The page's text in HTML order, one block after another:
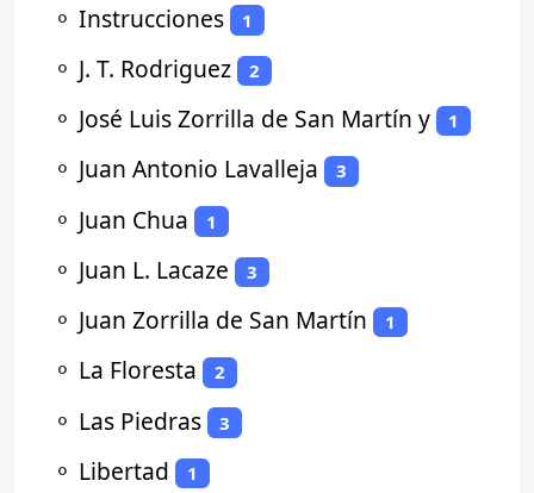
⚬ Instrucciones 1
⚬ J. T. Rodriguez 2
⚬ José Luis Zorrilla de San Martín y 1
⚬ Juan Antonio Lavalleja 3
⚬ Juan Chua 1
⚬ Juan L. Lacaze 3
⚬ Juan Zorrilla de San Martín 1
⚬ La Floresta 2
⚬ Las Piedras 3
⚬ Libertad 1